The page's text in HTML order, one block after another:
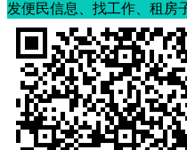
发便民信息、找工作、租房